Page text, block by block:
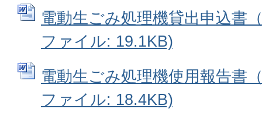
電動生ごみ処理機貸出申込書
ファイル: 19.1KB)
電動生ごみ処理機使用報告書
ファイル: 18.4KB)